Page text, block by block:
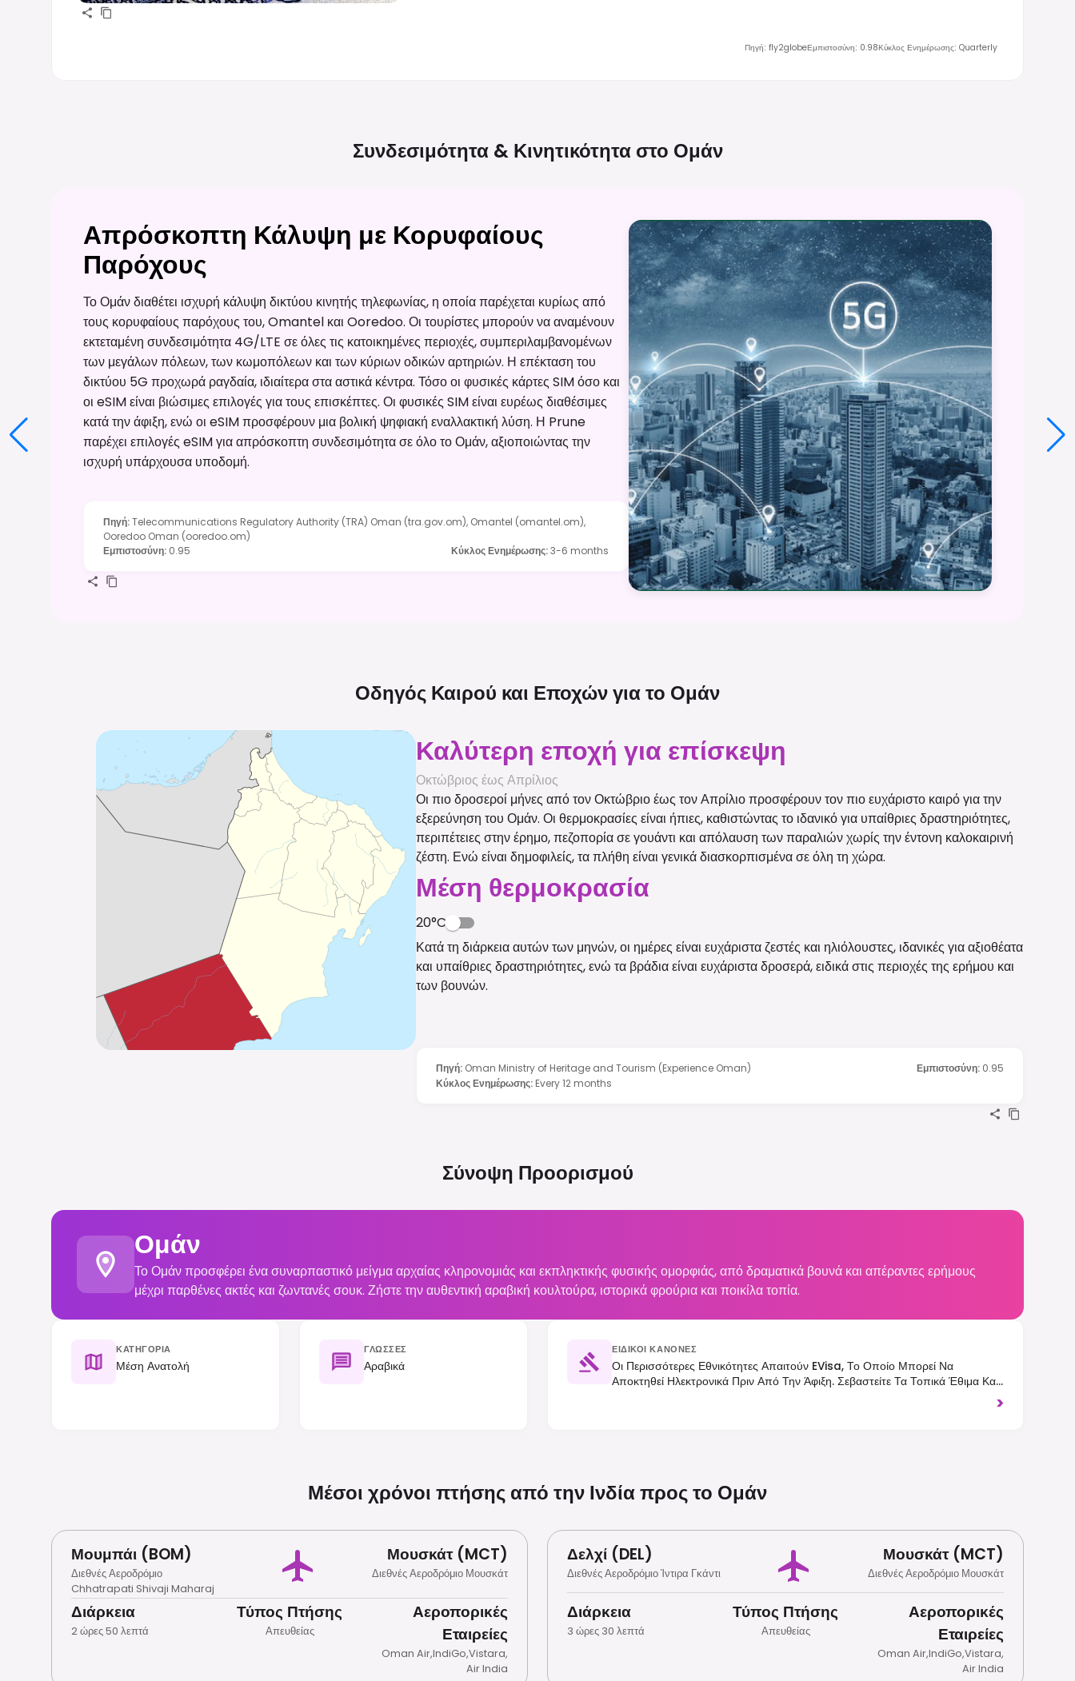
Πηγή: fly2globeΕμπιστοσύνη: 0.98Κύκλος Ενημέρωσης: Quarterly
Συνδεσιμότητα & Κινητικότητα στο Ομάν
Απρόσκοπτη Κάλυψη με Κορυφαίους
Παρόχους
Το Ομάν διαθέτει ισχυρή κάλυψη δικτύου κινητής τηλεφωνίας, η οποία παρέχεται κυρίως από
τους κορυφαίους παρόχους του, Omantel και Ooredoo. Οι τουρίστες μπορούν να αναμένουν
εκτεταμένη συνδεσιμότητα 4G/LTE σε όλες τις κατοικημένες περιοχές, συμπεριλαμβανομένων
των μεγάλων πόλεων, των κωμοπόλεων και των κύριων οδικών αρτηριών. Η επέκταση του
δικτύου 5G προχωρά ραγδαία, ιδιαίτερα στα αστικά κέντρα. Τόσο οι φυσικές κάρτες SIM όσο και
οι eSIM είναι βιώσιμες επιλογές για τους επισκέπτες. Οι φυσικές SIM είναι ευρέως διαθέσιμες
κατά την άφιξη, ενώ οι eSIM προσφέρουν μια βολική ψηφιακή εναλλακτική λύση. Η Prune
παρέχει επιλογές eSIM για απρόσκοπτη συνδεσιμότητα σε όλο το Ομάν, αξιοποιώντας την
ισχυρή υπάρχουσα υποδομή.
Πηγή:Telecommunications Regulatory Authority (TRA) Oman (tra.gov.om), Omantel (omantel.om),
Ooredoo Oman (ooredoo.om)
Εμπιστοσύνη: 0.95 Κύκλος Ενημέρωσης:3-6 months
Οδηγός Καιρού και Εποχών για το Ομάν
Καλύτερη εποχή για επίσκεψη
Οκτώβριος έως Απρίλιος
Οι πιο δροσεροί μήνες από τον Οκτώβριο έως τον Απρίλιο προσφέρουν τον πιο ευχάριστο καιρό για την
εξερεύνηση του Ομάν. Οι θερμοκρασίες είναι ήπιες, καθιστώντας το ιδανικό για υπαίθριες δραστηριότητες,
περιπέτειες στην έρημο, πεζοπορία σε γουάντι και απόλαυση των παραλιών χωρίς την έντονη καλοκαιρινή
ζέστη. Ενώ είναι δημοφιλείς, τα πλήθη είναι γενικά διασκορπισμένα σε όλη τη χώρα.
Μέση θερμοκρασία
20°C
Κατά τη διάρκεια αυτών των μηνών, οι ημέρες είναι ευχάριστα ζεστές και ηλιόλουστες, ιδανικές για αξιοθέατα
και υπαίθριες δραστηριότητες, ενώ τα βράδια είναι ευχάριστα δροσερά, ειδικά στις περιοχές της ερήμου και
των βουνών.
Πηγή: Oman Ministry of Heritage and Tourism (Experience Oman) Εμπιστοσύνη: 0.95
Κύκλος Ενημέρωσης: Every 12 months
Σύνοψη Προορισμού
Ομάν
Το Ομάν προσφέρει ένα συναρπαστικό μείγμα αρχαίας κληρονομιάς και εκπληκτικής φυσικής ομορφιάς, από δραματικά βουνά και απέραντες ερήμους
μέχρι παρθένες ακτές και ζωντανές σουκ. Ζήστε την αυθεντική αραβική κουλτούρα, ιστορικά φρούρια και ποικίλα τοπία.
ΚΑΤΗΓΟΡΊΑ
Μέση Ανατολή
ΓΛΏΣΣΕΣ
Αραβικά
ΕΙΔΙΚΟΊ ΚΑΝΌΝΕΣ
Οι Περισσότερες Εθνικότητες Απαιτούν EVisa, Το Οποίο Μπορεί Να
Αποκτηθεί Ηλεκτρονικά Πριν Από Την Άφιξη. Σεβαστείτε Τα Τοπικά Έθιμα Και
>
Μέσοι χρόνοι πτήσης από την Ινδία προς το Ομάν
Μουμπάι (BOM)
Διεθνές Αεροδρόμιο
Chhatrapati Shivaji Maharaj
Μουσκάτ (MCT)
Διεθνές Αεροδρόμιο Μουσκάτ
Διάρκεια
2 ώρες 50 λεπτά
Τύπος Πτήσης
Απευθείας
Αεροπορικές
Εταιρείες
Oman Air,IndiGo,Vistara,
Air India
Δελχί (DEL)
Διεθνές Αεροδρόμιο Ίντιρα Γκάντι
Μουσκάτ (MCT)
Διεθνές Αεροδρόμιο Μουσκάτ
Διάρκεια
3 ώρες 30 λεπτά
Τύπος Πτήσης
Απευθείας
Αεροπορικές
Εταιρείες
Oman Air,IndiGo,Vistara,
Air India